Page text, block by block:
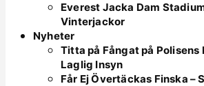
Everest Jacka Dam
Vinterjackor
Nyheter
Titta på Fångat på Polisens
Laglig Insyn
Får Ej Övertäckas Finska –